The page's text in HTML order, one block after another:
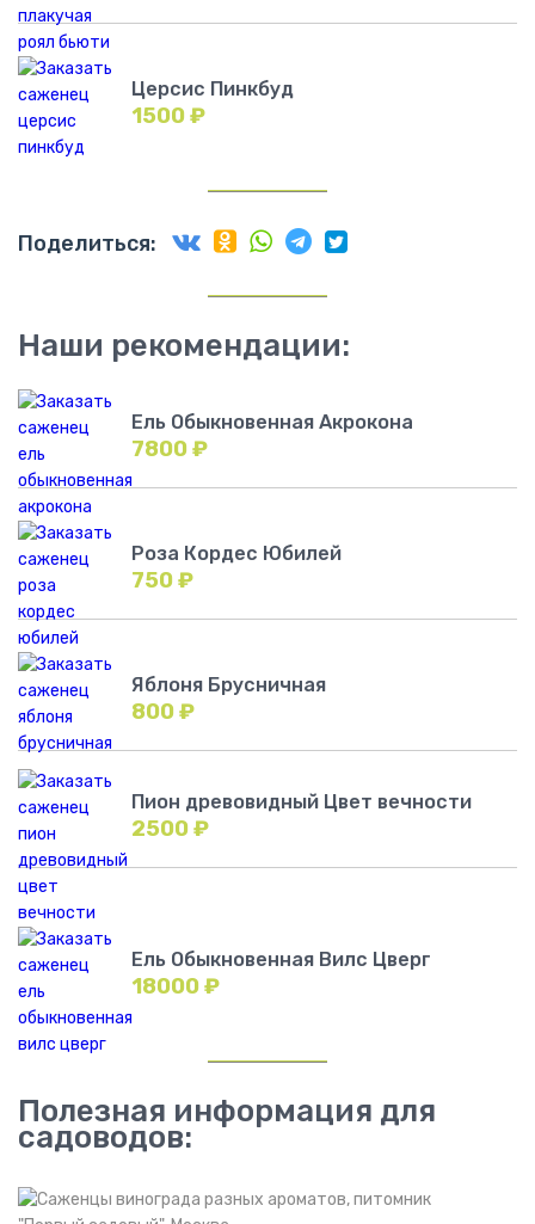
Церсис Пинкбуд
1500₽
Поделиться:
Наши рекомендации:
Ель Обыкновенная Акрокона
7800₽
Роза Кордес Юбилей
750₽
Яблоня Брусничная
800₽
Пион древовидный Цвет вечности
2500₽
Ель Обыкновенная Вилс Цверг
18000₽
Полезная информация для
садоводов: